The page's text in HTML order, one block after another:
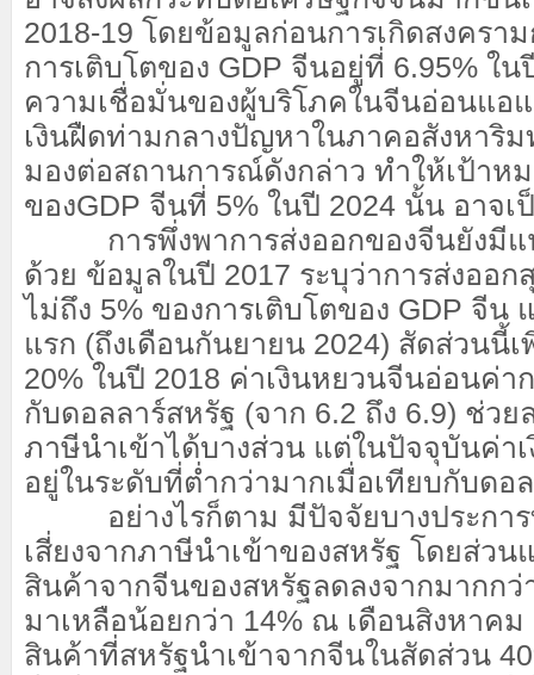
2018-19 โดยข้อมูลก่อนการเกิดสงครา
การเติบโตของ GDP จีนอยู่ที่ 6.95% ใ
ความเชื่อมั่นของผู้บริโภคในจีนอ่อนแอ
เงินฝืดท่ามกลางปัญหาในภาคอสังหาริ
มองต่อสถานการณ์ดังกล่าว ทำให้เป้าห
ของGDP จีนที่ 5% ในปี 2024 นั้น อาจเ
การพึ่งพาการส่งออกของจีนยังมีแ
ด้วย ข้อมูลในปี 2017 ระบุว่าการส่งออ
ไม่ถึง 5% ของการเติบโตของ GDP จีน
แรก (ถึงเดือนกันยายน 2024) สัดส่วนนี้
20% ในปี 2018 ค่าเงินหยวนจีนอ่อนค่า
กับดอลลาร์สหรัฐ (จาก 6.2 ถึง 6.9) ช่ว
ภาษีนำเข้าได้บางส่วน แต่ในปัจจุบันค่า
อยู่ในระดับที่ต่ำกว่ามากเมื่อเทียบกับดอ
อย่างไรก็ตาม มีปัจจัยบางประการ
เสี่ยงจากภาษีนำเข้าของสหรัฐ โดยส่วน
สินค้าจากจีนของสหรัฐลดลงจากมากกว่
มาเหลือน้อยกว่า 14% ณ เดือนสิงหาค
สินค้าที่สหรัฐนำเข้าจากจีนในสัดส่วน